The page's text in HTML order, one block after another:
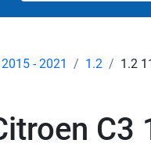
2015 - 2021 1.2 1.2
C3